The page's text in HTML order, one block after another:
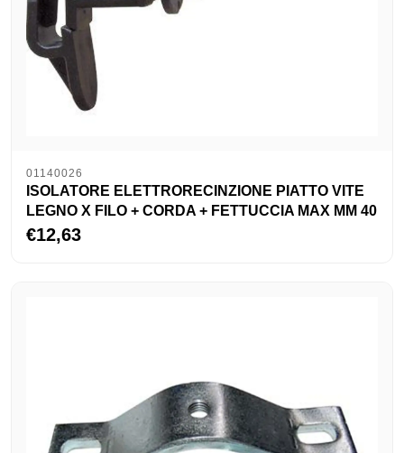
01140026
ISOLATORE ELETTRORECINZIONE PIATTO VITE
LEGNO X FILO + CORDA + FETTUCCIA MAX MM 40
€12,63